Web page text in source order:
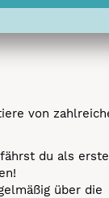
von
du als
über die